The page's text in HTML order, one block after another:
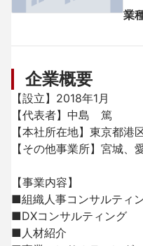
業
企業概要
【設立】2018年1月
【代表者】中島　篤
【本社所在地】東京都
【その他事業所】宮城、
【事業内容】
■組織人事コンサルティ
■DXコンサルティング
■人材紹介